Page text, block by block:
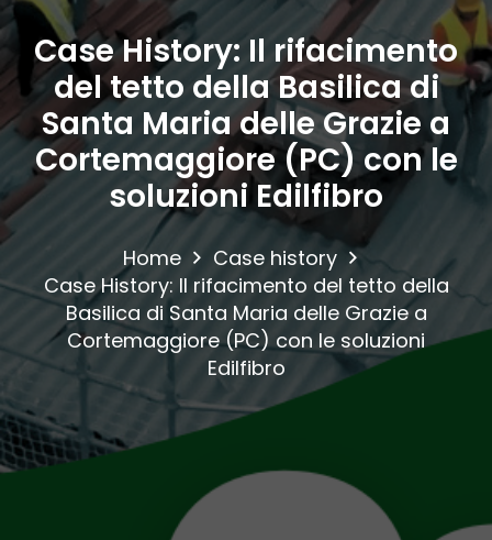
Case History: Il rifacimento
del tetto della Basilica di
Santa Maria delle Grazie a
Cortemaggiore (PC) con le
soluzioni Edilfibro
Home
Case history
Case History: Il rifacimento del tetto della
Basilica di Santa Maria delle Grazie a
Cortemaggiore (PC) con le soluzioni
Edilfibro